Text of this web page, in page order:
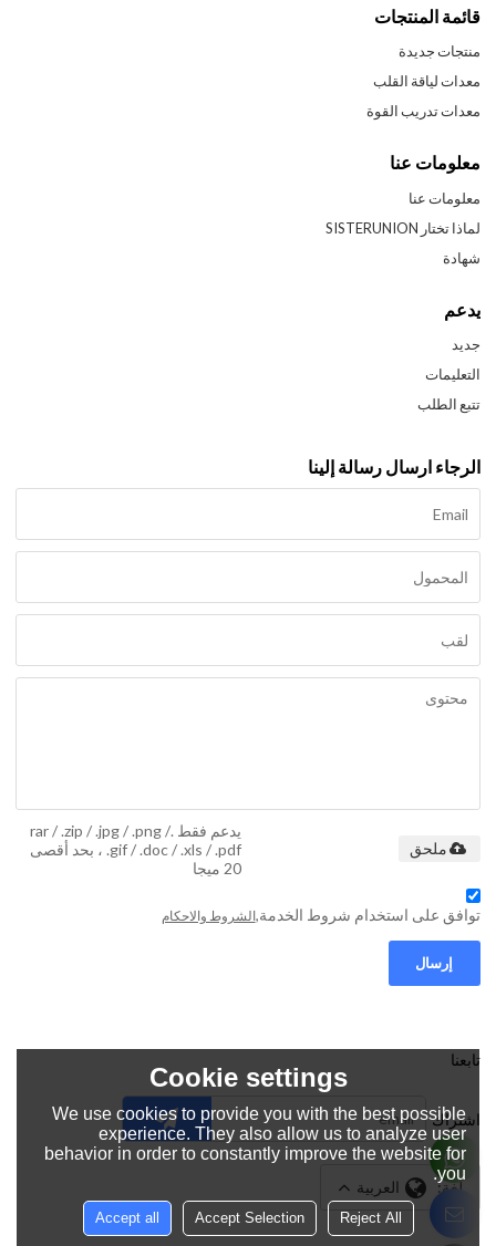
قائمة المنتجات
منتجات جديدة
معدات لياقة القلب
معدات تدريب القوة
معلومات عنا
معلومات عنا
لماذا تختار SISTERUNION
شهادة
يدعم
جديد
التعليمات
تتبع الطلب
الرجاء ارسال رسالة إلينا
يدعم فقط .rar / .zip / .jpg / .png /
.gif / .doc / .xls / .pdf ، بحد أقصى
20 ميجا
ملحق
توافق على استخدام شروط الخدمة,الشروط والاحكام
إرسال
تابعنا
اشتراك
لغة: العربية
Cookie settings
We use cookies to provide you with the best possible
experience. They also allow us to analyze user
behavior in order to constantly improve the website for
you.
Reject All
Accept Selection
Accept all